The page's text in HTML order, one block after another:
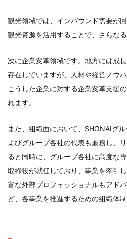
観光領域では、インバウンド需要が
観光資源を活用することで、さらな
次に企業変革領域です。地方には成
存在していますが、人材や経営ノウ
こうした企業に対する企業変革支援
れます。
また、組織面において、SHONAIグ
よびグループ各社の代表も兼務し、
ると同時に、グループ各社に高度な
取締役が就任しており、事業を牽引
富な外部プロフェッショナルもアド
ど、各事業を推進するための組織体